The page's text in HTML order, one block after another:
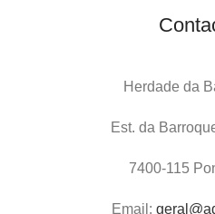
Herdade da
Est. da
7400-115
Email: